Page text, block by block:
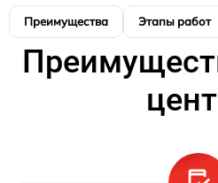
Преимущества Этапы работ